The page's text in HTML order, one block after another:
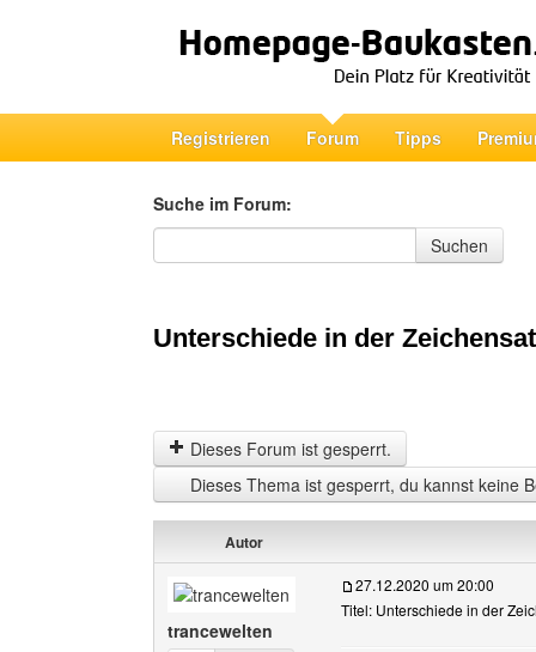
Registrieren Forum Tipps
Suche im Forum:
Suche im Forum
Suchen
Unterschiede in der
Dieses Forum ist gesperrt.
Dieses Thema ist gesperrt, du kannst keine
Autor
trancewelten
27.12.2020 um 20:00
Titel: Unterschiede in der